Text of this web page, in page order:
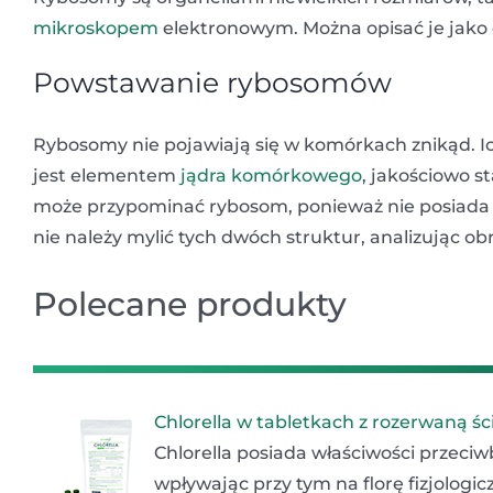
mikroskopem elektronowym. Można opisać je
Powstawanie rybosomów
Rybosomy nie pojawiają się w komórkach znikąd.
jest elementem jądra komórkowego, jakościowo
może przypominać rybosom, ponieważ nie
nie należy mylić tych dwóch struktur, analizując
Polecane produkty
Chlorella w tabletkach z rozerwaną
Chlorella posiada właściwości
wpływając przy tym na florę